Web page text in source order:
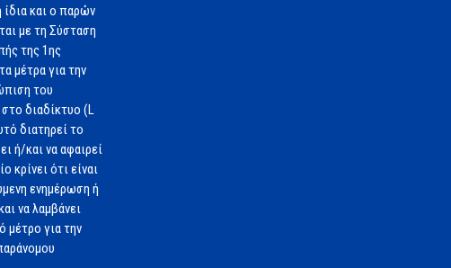
και ο παρών
με τη Σύσταση
της 1ης
μέτρα για την
του
διαδίκτυο (L
διατηρεί το
ή/και να αφαιρεί
κρίνει ότι είναι
ενημέρωση ή
να λαμβάνει
μέτρο για την